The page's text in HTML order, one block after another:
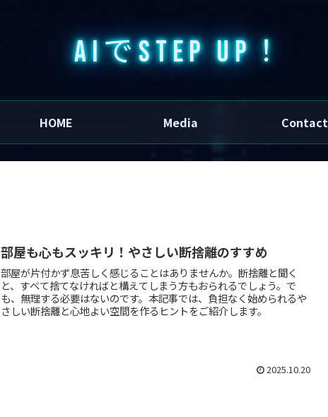
AIでSTEP UP！
HOME Media Contact
部屋も心もスッキリ！やさしい断捨離のすすめ
部屋が片付かず息苦しく感じることはありませんか。断捨離と聞く
と、すべて捨てなければと構えてしまう方もおられるでしょう。で
も、無理する必要はないのです。本記事では、負担なく始められるや
さしい断捨離と心地よい空間を作るヒントをご紹介します。
2025.10.20